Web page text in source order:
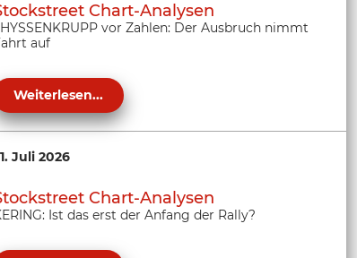
Chart-Analysen
vor Zahlen: Der Ausbruch nimmt
auf
Weiterlesen...
Juli 2026
Chart-Analysen
Ist das erst der Anfang der Rally?